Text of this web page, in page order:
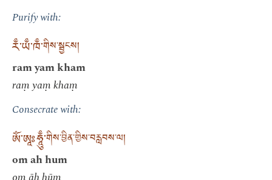
Purify with:
རྃ་ཡྃ་ཁྃ་གིས་སྦྱངས།
ram yam kham
raṃ yaṃ khaṃ
Consecrate with:
ༀ་ཨཱཿཧཱུྃ་གིས་བྱིན་གྱིས་བརླབས་ལ།
om ah hum